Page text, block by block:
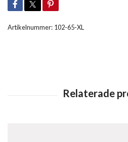
Artikelnummer: 102-65-XL